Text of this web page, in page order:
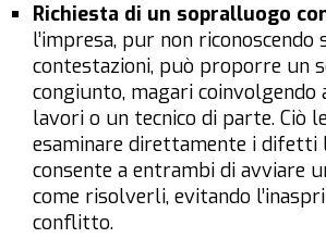
Richiesta di un sopralluogo
l’impresa, pur non riconoscendo
contestazioni, può proporre un
congiunto, magari
lavori o un tecnico di parte. Ciò
esaminare direttamente i difetti
consente a entrambi di avviare
come risolverli, evitando
conflitto.